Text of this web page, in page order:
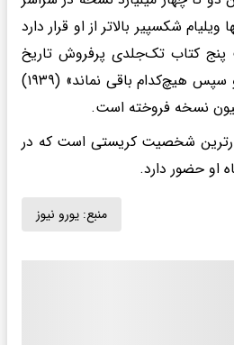
شکسپیر بالاتر از او قرار دارد
کتاب تک‌جلدی پرفروش تاریخ
نیز دیده می‌شود؛ رمان «و سپس هیچ‌کدام باقی نماند» (۱۹۳۹)
شخصیت کریستی است که در
منبع: یورو نیوز